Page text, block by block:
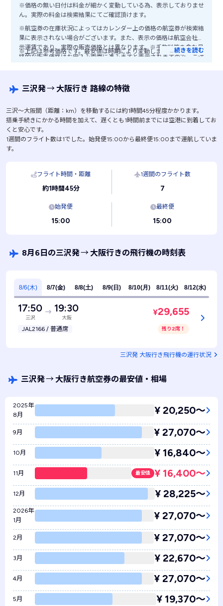
※価格の無い日付は料金が細かく変動している為、表示しておりませ
ん。実際の料金は検索結果にてご確認頂けます。
※航空券の在庫状況によってはカレンダー上の価格の航空券が検索結
果に表示されない場合がございます。また、表示の価格は航空会社公
示運賃であり、実際の販売価格とは異なります。※手数料等を含む最
終的な販売価格はお申込み画面に進みますと表示されますので、ご注
※上記は参考価格です。最安値は時期により変動します。
…続きを読む
三沢発→大阪行き 路線の特徴
三沢〜大阪間（距離：km）を移動するには約1時間45分程度かかります。
搭乗手続きにかかる時間を加えて、遅くとも1時間前までには空港に到着してお
くと安心です。
1週間のフライト数は1でした。始発便15:00から最終便15:00まで運航していま
す。
フライト時間・距離
約1時間45分
1週間のフライト数
7
始発便
15:00
最終便
15:00
8月6日の三沢発→大阪行きの飛行機の時刻表
8/6(木) 8/7(金) 8/8(土) 8/9(日) 8/10(月) 8/11(火) 8/12(水)
17:50
三沢
19:30
大阪
JAL2166 / 普通席
¥29,655
残り2席！
三沢発 大阪行き飛行機の運行状況
三沢発→大阪行き航空券の最安値・相場
2025年
8月
¥ 20,250〜
9月 ¥ 27,070〜
10月 ¥ 16,840〜
11月 最安値 ¥ 16,400〜
12月 ¥ 28,225〜
2026年
1月
¥ 27,070〜
2月 ¥ 27,070〜
3月 ¥ 22,670〜
4月 ¥ 27,070〜
5月 ¥ 19,370〜